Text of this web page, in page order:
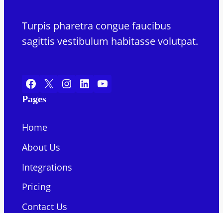
Turpis pharetra congue faucibus
sagittis vestibulum habitasse volutpat.
Facebook X Instagram LinkedIn YouTube
Pages
Home
About Us
Integrations
Pricing
Contact Us